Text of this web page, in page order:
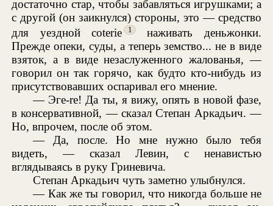
достаточно стар, чтобы забавляться игрушками; а
с другой (он заикнулся) стороны, это — средство
для уездной coterie
1 наживать деньжонки.
Прежде опеки, суды, а теперь земство... не в виде
взяток, а в виде незаслуженного жалованья, —
говорил он так горячо, как будто кто-нибудь из
присутствовавших оспаривал его мнение.
— Эге-re! Да ты, я вижу, опять в новой фазе,
в консервативной, — сказал Степан Аркадьич. —
Но, впрочем, после об этом.
— Да, после. Но мне нужно было тебя
видеть, — сказал Левин, с ненавистью
вглядываясь в руку Гриневича.
Степан Аркадьич чуть заметно улыбнулся.
— Как же ты говорил, что никогда больше не